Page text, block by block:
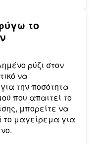
το
ρύζι στον
να
την ποσότητα
που απαιτεί το
μπορείτε να
το μαγείρεμα για